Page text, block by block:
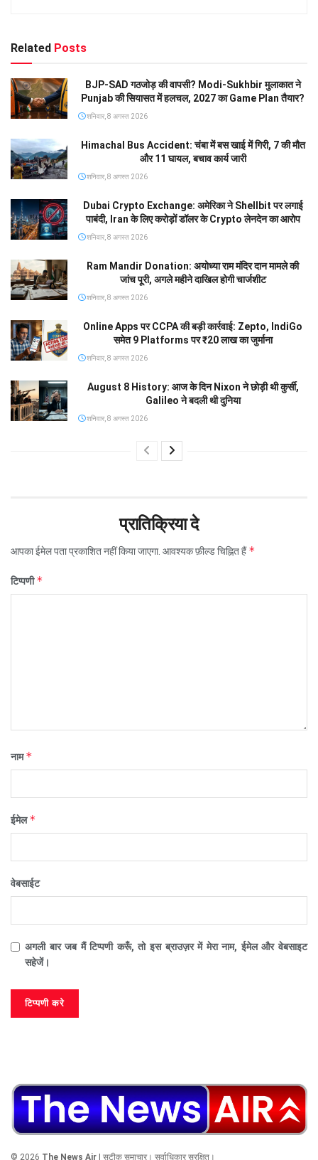
Related Posts
BJP-SAD गठजोड़ की वापसी? Modi-Sukhbir मुलाकात ने
Punjab की सियासत में हलचल, 2027 का Game Plan तैयार?
शनिवार, 8 अगस्त 2026
Himachal Bus Accident: चंबा में बस खाई में गिरी, 7 की मौत
और 11 घायल, बचाव कार्य जारी
शनिवार, 8 अगस्त 2026
Dubai Crypto Exchange: अमेरिका ने Shellbit पर लगाई
पाबंदी, Iran के लिए करोड़ों डॉलर के Crypto लेनदेन का आरोप
शनिवार, 8 अगस्त 2026
Ram Mandir Donation: अयोध्या राम मंदिर दान मामले की
जांच पूरी, अगले महीने दाखिल होगी चार्जशीट
शनिवार, 8 अगस्त 2026
Online Apps पर CCPA की बड़ी कार्रवाई: Zepto, IndiGo
समेत 9 Platforms पर ₹20 लाख का जुर्माना
शनिवार, 8 अगस्त 2026
August 8 History: आज के दिन Nixon ने छोड़ी थी कुर्सी,
Galileo ने बदली थी दुनिया
शनिवार, 8 अगस्त 2026
प्रातिक्रिया दे
आपका ईमेल पता प्रकाशित नहीं किया जाएगा. आवश्यक फ़ील्ड चिह्नित हैं*
टिप्पणी*
नाम*
ईमेल*
वेबसाईट
अगली बार जब मैं टिप्पणी करूँ, तो इस ब्राउज़र में मेरा नाम, ईमेल और वेबसाइट
सहेजें।
© 2026 The News Air | सटीक समाचार। सर्वाधिकार सुरक्षित।